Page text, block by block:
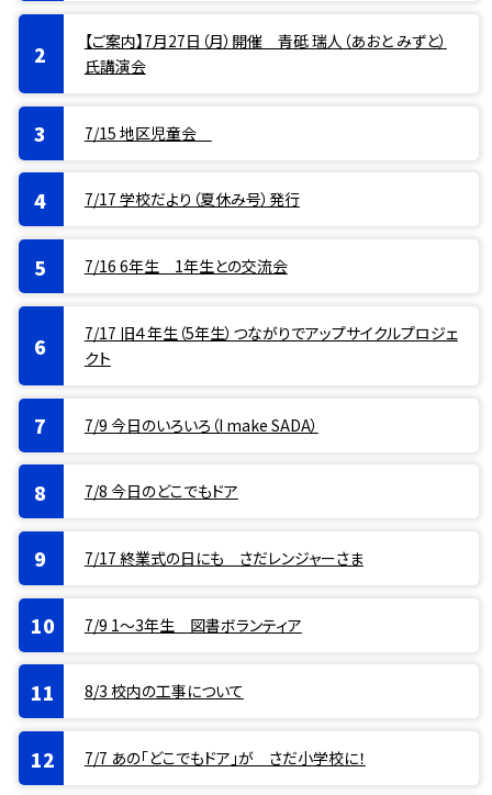
【ご案内】7月27日（月）開催 青砥 瑞人（あおと みずと）
氏講演会
7/15 地区児童会
7/17 学校だより（夏休み号）発行
7/16 6年生 1年生との交流会
7/17 旧４年生（5年生）つながりでアップサイクルプロジェ
クト
7/9 今日のいろいろ（I make SADA）
7/8 今日のどこでもドア
7/17 終業式の日にも さだレンジャーさま
7/9 1〜3年生 図書ボランティア
8/3 校内の工事について
7/7 あの「どこでもドア」が さだ小学校に！